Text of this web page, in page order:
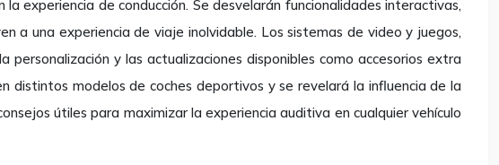
experiencia de conducción. Se desvelarán funcionalidades interactivas,
a una experiencia de viaje inolvidable. Los sistemas de video y juegos,
y las actualizaciones disponibles como accesorios extra
modelos de coches deportivos y se revelará la influencia de la
útiles para maximizar la experiencia auditiva en cualquier vehículo